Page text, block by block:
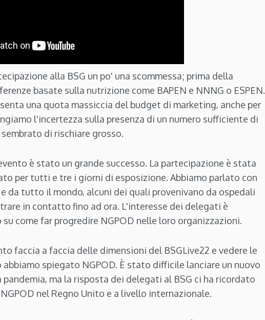
alla BSG un po' una scommessa; prima della
basate sulla nutrizione come BAPEN e NNNG o ESPEN.
una quota massiccia del budget di marketing, anche per
l'incertezza sulla presenza di un numero sufficiente di
di rischiare grosso.
è stato un grande successo. La partecipazione è stata
per tutti e tre i giorni di esposizione. Abbiamo parlato con
da tutto il mondo, alcuni dei quali provenivano da ospedali
in contatto fino ad ora. L'interesse dei delegati è
come far progredire NGPOD nelle loro organizzazioni.
faccia a faccia delle dimensioni del BSGLive22 e vedere le
spiegato NGPOD. È stato difficile lanciare un nuovo
ma la risposta dei delegati al BSG ci ha ricordato
nel Regno Unito e a livello internazionale.